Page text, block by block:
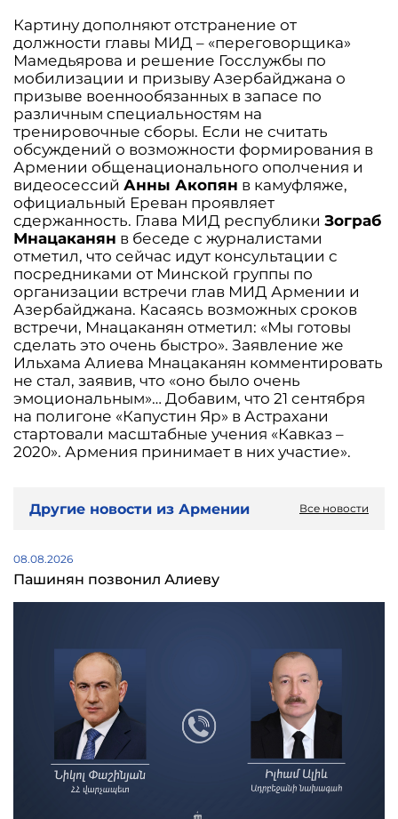
Картину дополняют отстранение от
должности главы МИД – «переговорщика»
Мамедьярова и решение Госслужбы по
мобилизации и призыву Азербайджана о
призыве военнообязанных в запасе по
различным специальностям на
тренировочные сборы. Если не считать
обсуждений о возможности формирования в
Армении общенационального ополчения и
видеосессий Анны Акопян в камуфляже,
официальный Ереван проявляет
сдержанность. Глава МИД республики Зограб
Мнацаканян в беседе с журналистами
отметил, что сейчас идут консультации с
посредниками от Минской группы по
организации встречи глав МИД Армении и
Азербайджана. Касаясь возможных сроков
встречи, Мнацаканян отметил: «Мы готовы
сделать это очень быстро». Заявление же
Ильхама Алиева Мнацаканян комментировать
не стал, заявив, что «оно было очень
эмоциональным»… Добавим, что 21 сентября
на полигоне «Капустин Яр» в Астрахани
стартовали масштабные учения «Кавказ –
2020». Армения принимает в них участие».
Другие новости из Армении Все новости
08.08.2026
Пашинян позвонил Алиеву